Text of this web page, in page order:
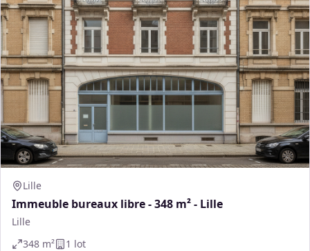
Lille
Immeuble bureaux libre - 348 m² - Lille
Lille
348 m² 1 lot